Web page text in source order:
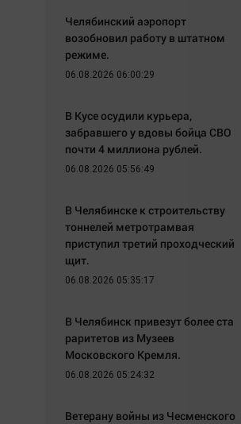
Челябинский аэропорт
возобновил работу в штатном
режиме.
06.08.2026 06:00:29
В Кусе осудили курьера,
забравшего у вдовы бойца СВО
почти 4 миллиона рублей.
06.08.2026 05:56:49
В Челябинске к строительству
тоннелей метротрамвая
приступил третий проходческий
щит.
06.08.2026 05:35:17
В Челябинск привезут более ста
раритетов из Музеев
Московского Кремля.
06.08.2026 05:24:32
Ветерану войны из Чесменского